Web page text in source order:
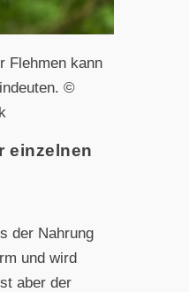
Flehmen kann
©
einzelnen
der Nahrung
und wird
aber der